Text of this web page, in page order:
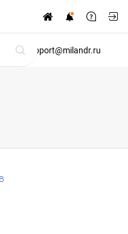
support@milandr.ru